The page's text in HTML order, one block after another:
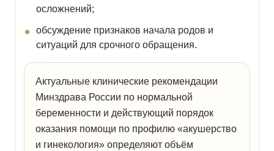
осложнений;
обсуждение признаков начала родов и
ситуаций для срочного обращения.
Актуальные клинические рекомендации
Минздрава России по нормальной
беременности и действующий порядок
оказания помощи по профилю «акушерство
и гинекология» определяют объём